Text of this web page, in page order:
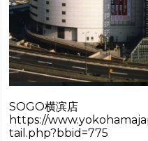
SOGO横滨店
https://
tail.php?bbid=775